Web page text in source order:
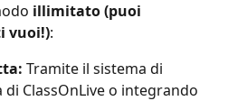
illimitato (puoi
vuoi!):
Tramite il sistema di
ClassOnLive o integrando